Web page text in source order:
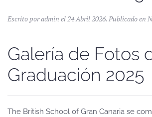
Escrito por admin el24 Abril 2026. Publicado en
Galería de Fotos
Graduación 2025
The British School of Gran Canaria se